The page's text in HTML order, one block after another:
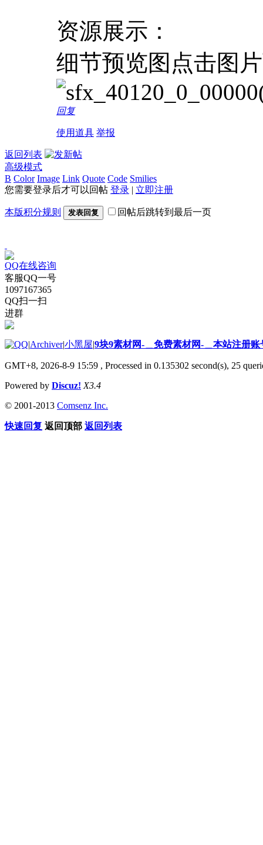
资源展示：
细节预览图点击图
回复
使用道具 举报
返回列表
高级模式
B Color Image Link Quote Code Smilies
您需要登录后才可以回帖 登录 | 立即注册
本版积分规则 发表回复 回帖后跳转到最后一页
QQ在线咨询
客服QQ一号
1097167365
QQ扫一扫
进群
|Archiver|小黑屋|9块9素材网-＿免费素材网-＿本站注册账
GMT+8, 2026-8-9 15:59 , Processed in 0.135302 second(s), 25
Powered by Discuz! X3.4
© 2001-2013 Comsenz Inc.
快速回复 返回顶部 返回列表